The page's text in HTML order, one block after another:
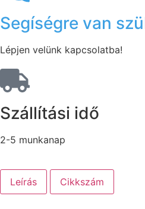
Segíségre van
Lépjen velünk kapcsolatba!
Szállítási idő
2-5 munkanap
Leírás Cikkszám